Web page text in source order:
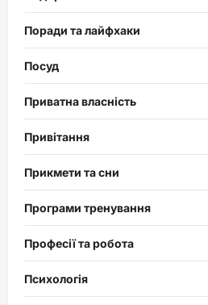
Поради та лайфхаки
Посуд
Приватна власність
Привітання
Прикмети та сни
Програми тренування
Професії та робота
Психологія